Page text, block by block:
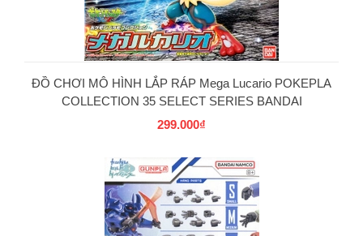
ĐỒ CHƠI MÔ HÌNH LẮP RÁP Mega Lucario POKEPLA
COLLECTION 35 SELECT SERIES BANDAI
299.000₫